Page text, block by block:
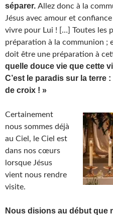
séparer. Allez donc à la
Jésus avec amour et
vivre pour Lui ! […] Toutes les
préparation à la communion ;
doit être une préparation à
quelle douce vie que cette
C’est le paradis sur la terre
de croix ! »
Certainement
nous sommes déjà
au Ciel, le Ciel est
dans nos cœurs
lorsque Jésus
vient nous rendre
visite.
Nous disions au début que